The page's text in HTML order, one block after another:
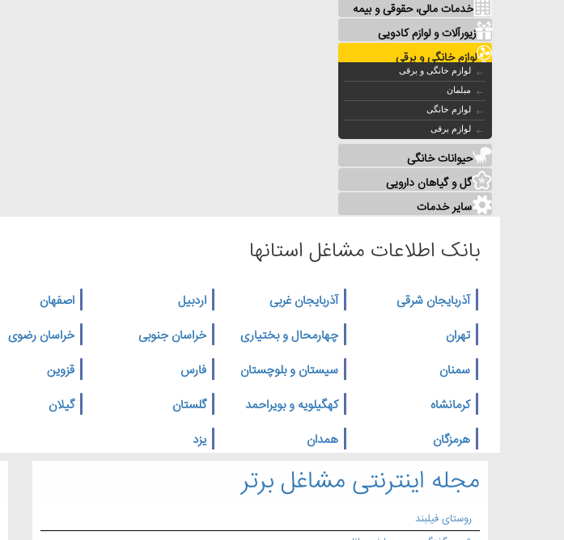
خدمات مالی، حقوقی و بیمه
زیورآلات و لوازم کادویی
لوازم خانگی و برقی
لوازم خانگی و برقی
مبلمان
لوازم خانگی
لوازم برقی
حیوانات خانگی
گل و گیاهان دارویی
سایر خدمات
بانک اطلاعات مشاغل استانها
آذربایجان شرقی آذربایجان غربی اردبیل اصفهان
تهران
چهارمحال و بختیاری خراسان جنوبی خراسان رضوی
سمنان
سیستان و بلوچستان فارس قزوین
کرمانشاه
کهگیلویه و بویراحمد گلستان گیلان
هرمزگان
همدان یزد
مجله اینترنتی مشاغل برتر
روستای فیلبند